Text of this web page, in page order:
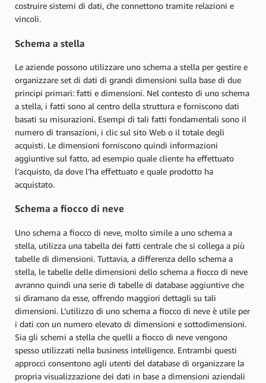
costruire sistemi di dati, che connettono tramite relazioni e
vincoli.
Schema a stella
Le aziende possono utilizzare uno schema a stella per gestire e
organizzare set di dati di grandi dimensioni sulla base di due
principi primari: fatti e dimensioni. Nel contesto di uno schema
a stella, i fatti sono al centro della struttura e forniscono dati
basati su misurazioni. Esempi di tali fatti fondamentali sono il
numero di transazioni, i clic sul sito Web o il totale degli
acquisti. Le dimensioni forniscono quindi informazioni
aggiuntive sul fatto, ad esempio quale cliente ha effettuato
l’acquisto, da dove l’ha effettuato e quale prodotto ha
acquistato.
Schema a fiocco di neve
Uno schema a fiocco di neve, molto simile a uno schema a
stella, utilizza una tabella dei fatti centrale che si collega a più
tabelle di dimensioni. Tuttavia, a differenza dello schema a
stella, le tabelle delle dimensioni dello schema a fiocco di neve
avranno quindi una serie di tabelle di database aggiuntive che
si diramano da esse, offrendo maggiori dettagli su tali
dimensioni. L’utilizzo di uno schema a fiocco di neve è utile per
i dati con un numero elevato di dimensioni e sottodimensioni.
Sia gli schemi a stella che quelli a fiocco di neve vengono
spesso utilizzati nella business intelligence. Entrambi questi
approcci consentono agli utenti del database di organizzare la
propria visualizzazione dei dati in base a dimensioni aziendali